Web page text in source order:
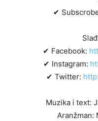
✔
✔ Facebook:
✔ Instagram:
✔ Twitter:
Muzika i text:
Aranžman: